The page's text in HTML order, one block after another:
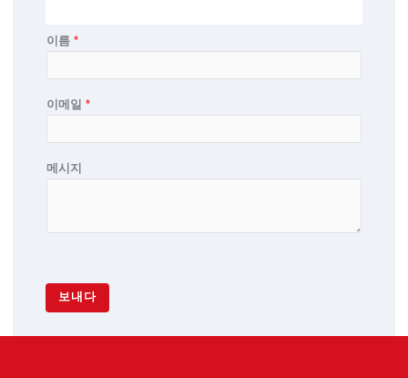
이름 *
이메일 *
메시지
보내다